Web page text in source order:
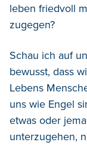
leben friedvoll
zugegen?
Schau ich auf
bewusst, dass
Lebens
uns wie Engel
etwas oder
unterzugehen,